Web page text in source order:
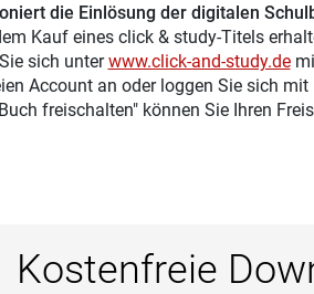
die Einlösung der digitalen
Kauf eines click & study-Titels
sich unterwww.click-and-study.de
Account an oder loggen Sie sich
freischalten" können Sie Ihren
Kostenfreie